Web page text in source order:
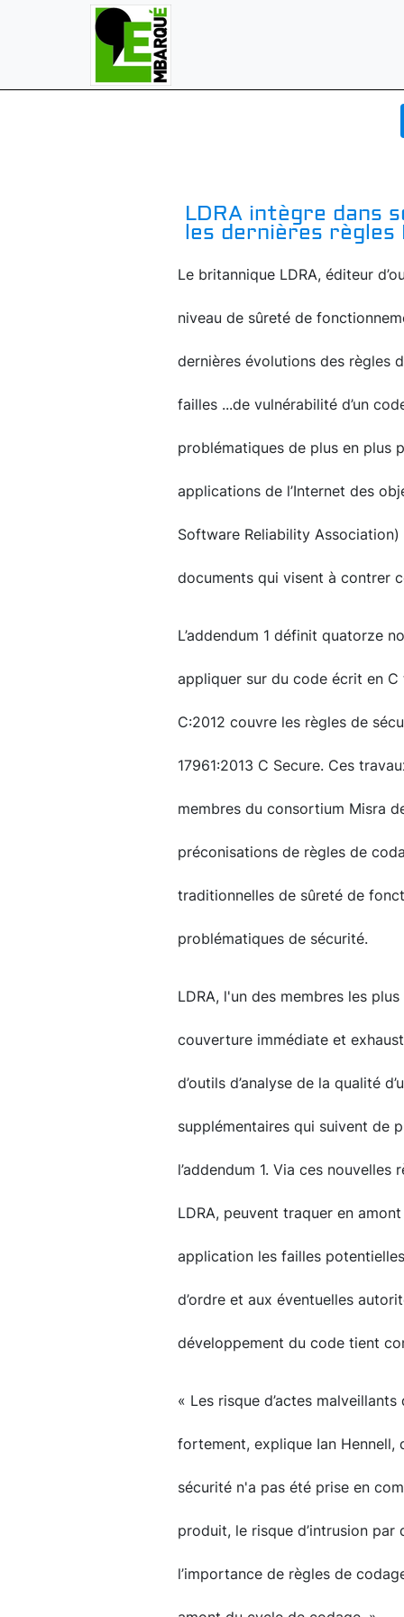
LDRA intègre dans
les dernières
Le britannique LDRA, éditeur
niveau de sûreté de
dernières évolutions des règles
failles ...de vulnérabilité d’un
problématiques de plus en plus
applications de l’Internet des
Software Reliability
documents qui visent à contrer
L’addendum 1 définit quatorze
appliquer sur du code écrit en
C:2012 couvre les règles de
17961:2013 C Secure. Ces
membres du consortium Misra
préconisations de règles de
traditionnelles de sûreté de
problématiques de sécurité.
LDRA, l'un des membres les
couverture immédiate et
d’outils d’analyse de la qualité
supplémentaires qui suivent de
l’addendum 1. Via ces
LDRA, peuvent traquer en
application les failles
d’ordre et aux éventuelles
développement du code tient
« Les risque d’actes
fortement, explique Ian Hennell,
sécurité n'a pas été prise en
produit, le risque d’intrusion par
l’importance de règles de